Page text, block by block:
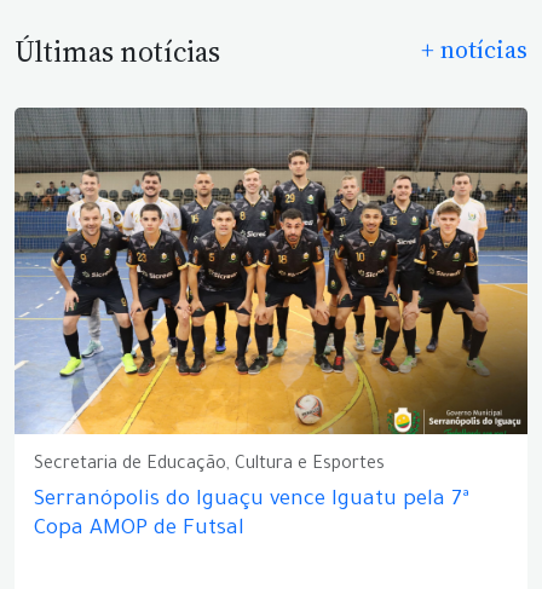
Últimas notícias + notícias
Secretaria de Educação, Cultura e Esportes
Serranópolis do Iguaçu vence Iguatu pela 7ª
Copa AMOP de Futsal